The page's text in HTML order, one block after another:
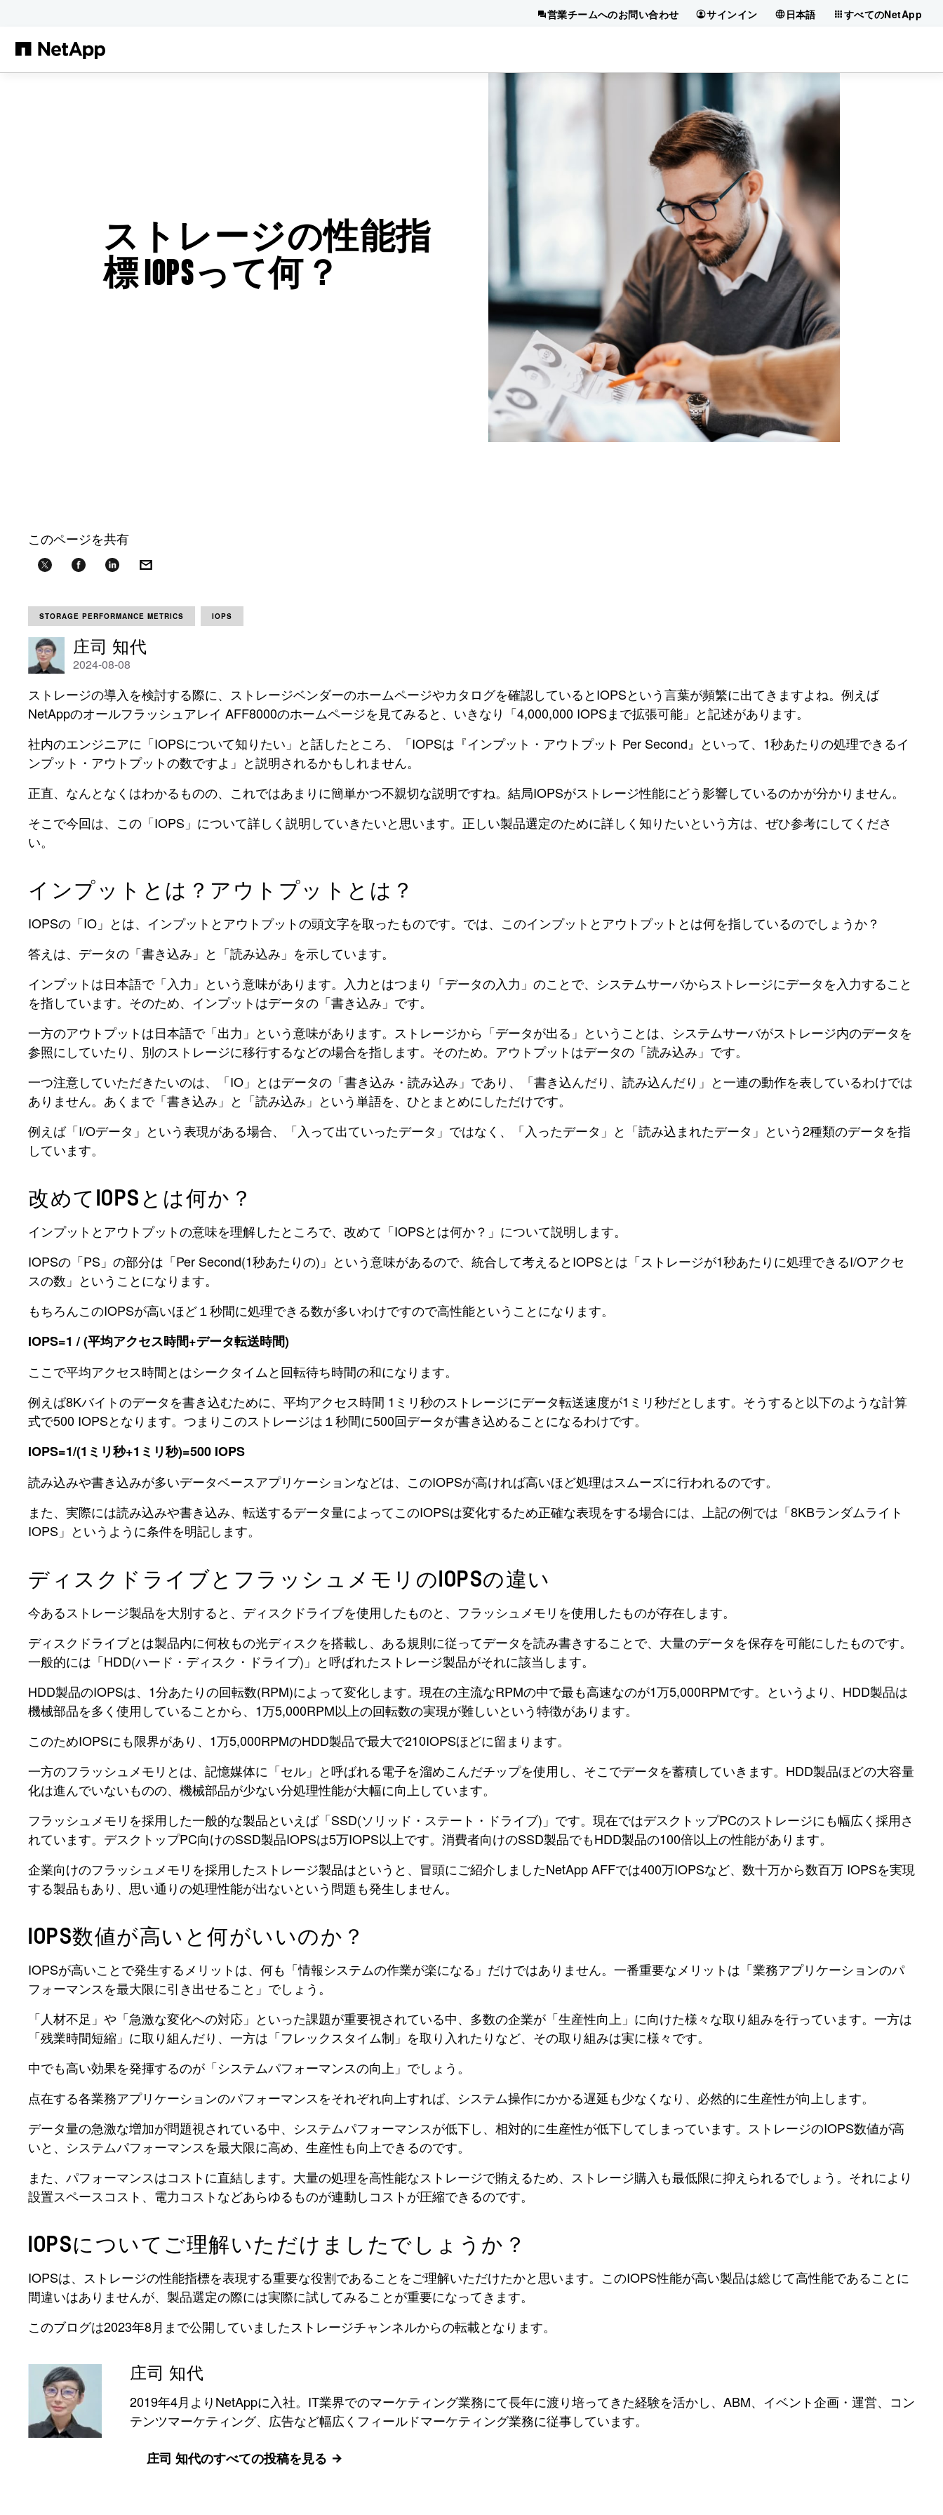
営業チームへのお問い合わせ サインイン 日本語 すべてのNetApp
ストレージの性能指
標 IOPSって何？
このページを共有
STORAGE PERFORMANCE METRICS IOPS
庄司 知代
2024-08-08
ストレージの導入を検討する際に、ストレージベンダーのホームページやカタログを確認しているとIOPSという言葉が頻繁に出てきますよね。例えば
NetAppのオールフラッシュアレイ AFF8000のホームページを見てみると、いきなり「4,000,000 IOPSまで拡張可能」と記述があります。
社内のエンジニアに「IOPSについて知りたい」と話したところ、「IOPSは『インプット・アウトプット Per Second』といって、1秒あたりの処理できるイ
ンプット・アウトプットの数ですよ」と説明されるかもしれません。
正直、なんとなくはわかるものの、これではあまりに簡単かつ不親切な説明ですね。結局IOPSがストレージ性能にどう影響しているのかが分かりません。
そこで今回は、この「IOPS」について詳しく説明していきたいと思います。正しい製品選定のために詳しく知りたいという方は、ぜひ参考にしてくださ
い。
インプットとは？アウトプットとは？
IOPSの「IO」とは、インプットとアウトプットの頭文字を取ったものです。では、このインプットとアウトプットとは何を指しているのでしょうか？
答えは、データの「書き込み」と「読み込み」を示しています。
インプットは日本語で「入力」という意味があります。入力とはつまり「データの入力」のことで、システムサーバからストレージにデータを入力すること
を指しています。そのため、インプットはデータの「書き込み」です。
一方のアウトプットは日本語で「出力」という意味があります。ストレージから「データが出る」ということは、システムサーバがストレージ内のデータを
参照にしていたり、別のストレージに移行するなどの場合を指します。そのため。アウトプットはデータの「読み込み」です。
一つ注意していただきたいのは、「IO」とはデータの「書き込み・読み込み」であり、「書き込んだり、読み込んだり」と一連の動作を表しているわけでは
ありません。あくまで「書き込み」と「読み込み」という単語を、ひとまとめにしただけです。
例えば「I/Oデータ」という表現がある場合、「入って出ていったデータ」ではなく、「入ったデータ」と「読み込まれたデータ」という2種類のデータを指
しています。
改めてIOPSとは何か？
インプットとアウトプットの意味を理解したところで、改めて「IOPSとは何か？」について説明します。
IOPSの「PS」の部分は「Per Second(1秒あたりの)」という意味があるので、統合して考えるとIOPSとは「ストレージが1秒あたりに処理できるI/Oアクセ
スの数」ということになります。
もちろんこのIOPSが高いほど１秒間に処理できる数が多いわけですので高性能ということになります。
IOPS=1 / (平均アクセス時間+データ転送時間)
ここで平均アクセス時間とはシークタイムと回転待ち時間の和になります。
例えば8Kバイトのデータを書き込むために、平均アクセス時間 1ミリ秒のストレージにデータ転送速度が1ミリ秒だとします。そうすると以下のような計算
式で500 IOPSとなります。つまりこのストレージは１秒間に500回データが書き込めることになるわけです。
IOPS=1/(1ミリ秒+1ミリ秒)=500 IOPS
読み込みや書き込みが多いデータベースアプリケーションなどは、このIOPSが高ければ高いほど処理はスムーズに行われるのです。
また、実際には読み込みや書き込み、転送するデータ量によってこのIOPSは変化するため正確な表現をする場合には、上記の例では「8KBランダムライト
IOPS」というように条件を明記します。
ディスクドライブとフラッシュメモリのIOPSの違い
今あるストレージ製品を大別すると、ディスクドライブを使用したものと、フラッシュメモリを使用したものが存在します。
ディスクドライブとは製品内に何枚もの光ディスクを搭載し、ある規則に従ってデータを読み書きすることで、大量のデータを保存を可能にしたものです。
一般的には「HDD(ハード・ディスク・ドライブ)」と呼ばれたストレージ製品がそれに該当します。
HDD製品のIOPSは、1分あたりの回転数(RPM)によって変化します。現在の主流なRPMの中で最も高速なのが1万5,000RPMです。というより、HDD製品は
機械部品を多く使用していることから、1万5,000RPM以上の回転数の実現が難しいという特徴があります。
このためIOPSにも限界があり、1万5,000RPMのHDD製品で最大で210IOPSほどに留まります。
一方のフラッシュメモリとは、記憶媒体に「セル」と呼ばれる電子を溜めこんだチップを使用し、そこでデータを蓄積していきます。HDD製品ほどの大容量
化は進んでいないものの、機械部品が少ない分処理性能が大幅に向上しています。
フラッシュメモリを採用した一般的な製品といえば「SSD(ソリッド・ステート・ドライブ)」です。現在ではデスクトップPCのストレージにも幅広く採用さ
れています。デスクトップPC向けのSSD製品IOPSは5万IOPS以上です。消費者向けのSSD製品でもHDD製品の100倍以上の性能があります。
企業向けのフラッシュメモリを採用したストレージ製品はというと、冒頭にご紹介しましたNetApp AFFでは400万IOPSなど、数十万から数百万 IOPSを実現
する製品もあり、思い通りの処理性能が出ないという問題も発生しません。
IOPS数値が高いと何がいいのか？
IOPSが高いことで発生するメリットは、何も「情報システムの作業が楽になる」だけではありません。一番重要なメリットは「業務アプリケーションのパ
フォーマンスを最大限に引き出せること」でしょう。
「人材不足」や「急激な変化への対応」といった課題が重要視されている中、多数の企業が「生産性向上」に向けた様々な取り組みを行っています。一方は
「残業時間短縮」に取り組んだり、一方は「フレックスタイム制」を取り入れたりなど、その取り組みは実に様々です。
中でも高い効果を発揮するのが「システムパフォーマンスの向上」でしょう。
点在する各業務アプリケーションのパフォーマンスをそれぞれ向上すれば、システム操作にかかる遅延も少なくなり、必然的に生産性が向上します。
データ量の急激な増加が問題視されている中、システムパフォーマンスが低下し、相対的に生産性が低下してしまっています。ストレージのIOPS数値が高
いと、システムパフォーマンスを最大限に高め、生産性も向上できるのです。
また、パフォーマンスはコストに直結します。大量の処理を高性能なストレージで賄えるため、ストレージ購入も最低限に抑えられるでしょう。それにより
設置スペースコスト、電力コストなどあらゆるものが連動しコストが圧縮できるのです。
IOPSについてご理解いただけましたでしょうか？
IOPSは、ストレージの性能指標を表現する重要な役割であることをご理解いただけたかと思います。このIOPS性能が高い製品は総じて高性能であることに
間違いはありませんが、製品選定の際には実際に試してみることが重要になってきます。
このブログは2023年8月まで公開していましたストレージチャンネルからの転載となります。
庄司 知代
2019年4月よりNetAppに入社。IT業界でのマーケティング業務にて長年に渡り培ってきた経験を活かし、ABM、イベント企画・運営、コン
テンツマーケティング、広告など幅広くフィールドマーケティング業務に従事しています。
庄司 知代のすべての投稿を見る